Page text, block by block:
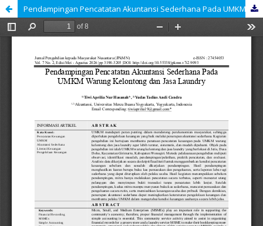
Pendampingan Pencatatan Akuntansi Sederhana Pada UMKM Warung Kelontong dan Jasa Laundry